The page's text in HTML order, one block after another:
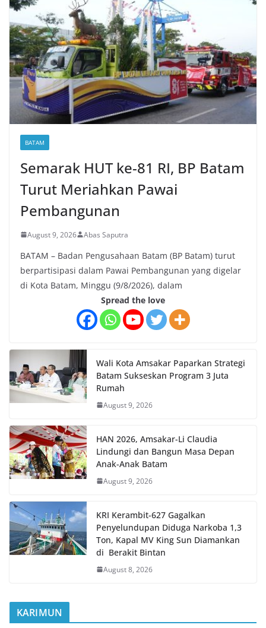
BATAM
Semarak HUT ke-81 RI, BP Batam
Turut Meriahkan Pawai
Pembangunan
August 9, 2026 Abas Saputra
BATAM – Badan Pengusahaan Batam (BP Batam) turut
berpartisipasi dalam Pawai Pembangunan yang digelar
di Kota Batam, Minggu (9/8/2026), dalam
Spread the love
Wali Kota Amsakar Paparkan Strategi
Batam Sukseskan Program 3 Juta
Rumah
August 9, 2026
HAN 2026, Amsakar-Li Claudia
Lindungi dan Bangun Masa Depan
Anak-Anak Batam
August 9, 2026
KRI Kerambit-627 Gagalkan
Penyelundupan Diduga Narkoba 1,3
Ton, Kapal MV King Sun Diamankan
di Berakit Bintan
August 8, 2026
KARIMUN